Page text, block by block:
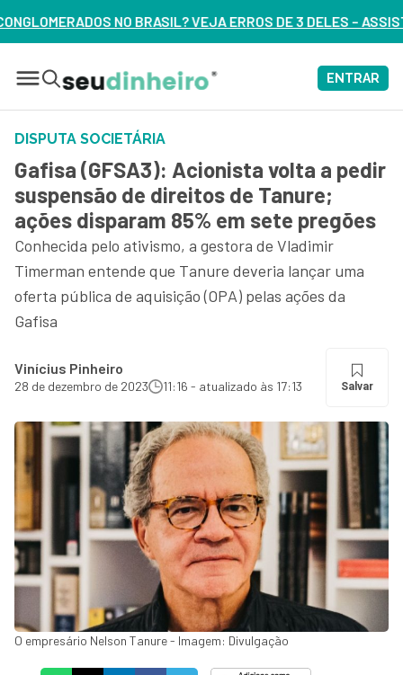
ERROS DE 3 DELES – ASSISTA AGORA
ENTRAR
DISPUTA SOCIETÁRIA
Gafisa (GFSA3): Acionista volta a pedir
suspensão de direitos de Tanure;
ações disparam 85% em sete pregões
Conhecida pelo ativismo, a gestora de Vladimir
Timerman entende que Tanure deveria lançar uma
oferta pública de aquisição (OPA) pelas ações da
Gafisa
Vinícius Pinheiro
28 de dezembro de 2023 11:16 - atualizado às 17:13 Salvar
O empresário Nelson Tanure - Imagem: Divulgação